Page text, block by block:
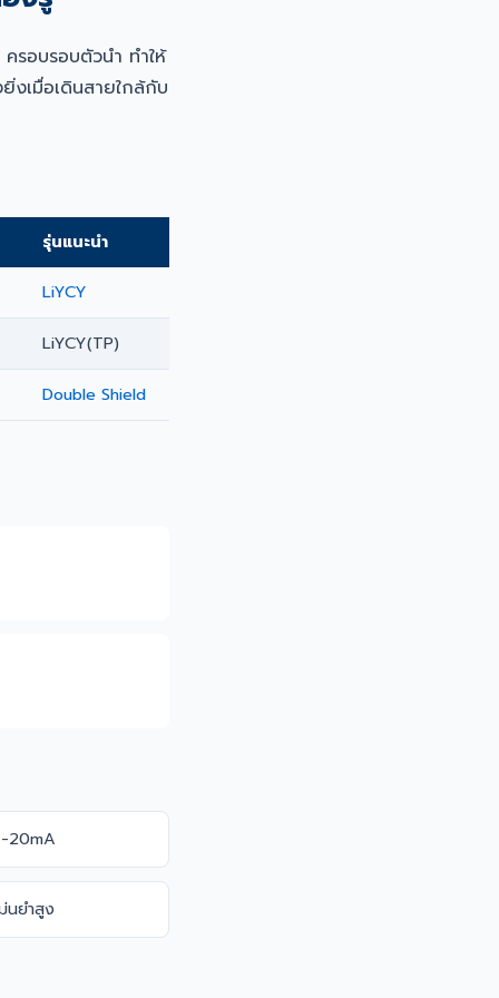
รอบรอบตัวนำ ทำให้
เมื่อเดินสายใกล้กับ
รุ่นแนะนำ
LiYCY
LiYCY(TP)
Double Shield
20mA
ยำสูง